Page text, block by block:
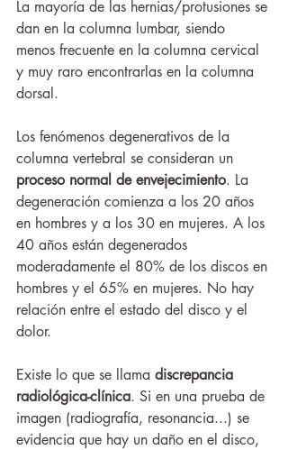
La mayoría de las hernias/protusiones se
dan en la columna lumbar, siendo
menos frecuente en la columna cervical
y muy raro encontrarlas en la columna
dorsal.
Los fenómenos degenerativos de la
columna vertebral se consideran un
proceso normal de envejecimiento. La
degeneración comienza a los 20 años
en hombres y a los 30 en mujeres. A los
40 años están degenerados
moderadamente el 80% de los discos en
hombres y el 65% en mujeres. No hay
relación entre el estado del disco y el
dolor.
Existe lo que se llama discrepancia
radiológica-clínica. Si en una prueba de
imagen (radiografía, resonancia...) se
evidencia que hay un daño en el disco,